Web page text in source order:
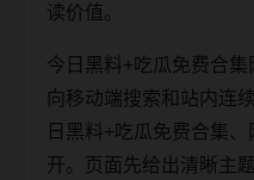
读价值。
今日黑料+吃瓜免费合
向移动端搜索和站内连
日黑料+吃瓜免费合集
开。页面先给出清晰主